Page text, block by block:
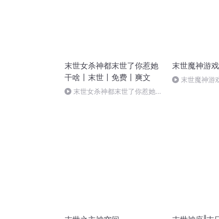
末世女杀神都末世了你惹她
干啥丨末世丨免费丨爽文
末世女杀神都末世了你惹她干
末世魔神游戏
末世魔神游